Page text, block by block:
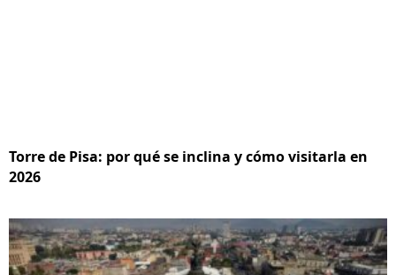
Torre de Pisa: por qué se inclina y cómo visitarla en
2026